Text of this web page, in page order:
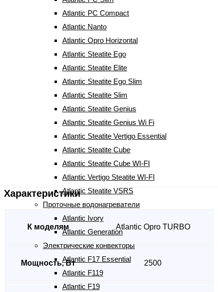
Atlantic PC Compact
Atlantic Nanto
Atlantic Opro Horizontal
Atlantic Steatite Ego
Atlantic Steatite Elite
Atlantic Steatite Ego Slim
Atlantic Steatite Slim
Atlantic Steatite Genius
Atlantic Steatite Genius Wi Fi
Atlantic Steatite Vertigo Essential
Atlantic Steatite Cube
Atlantic Steatite Cube WI-FI
Atlantic Vertigo Steatite WI-FI
Atlantic Steatite VSRS
Проточные водонагреватели
Atlantic Ivory
Atlantic Generation
Электрические конвекторы
Atlantic F17 Essential
Atlantic F119
Atlantic F19
Тэн к бойлеру Atlantic ER 002500
грн
00250063
Характеристики
К моделям Atlantic Opro TURBO
Мощность, Вт 2500